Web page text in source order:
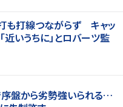
も打線つながらず キャッ
いうちに」とロバーツ監
序盤から劣勢強いられる…